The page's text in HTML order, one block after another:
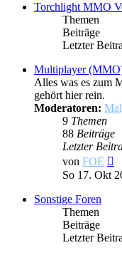
Torchlight MMO
Themen
Beiträge
Letzter
Multiplayer
Alles was es zum
gehört hier rein.
Moderatoren:
9 Themen
88 Beiträge
Letzter
von FOE
So 17. Okt
Sonstige Foren
Themen
Beiträge
Letzter